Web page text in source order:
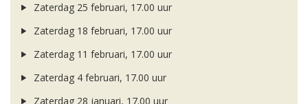
Zaterdag 25 februari, 17.00 uur
Zaterdag 18 februari, 17.00 uur
Zaterdag 11 februari, 17.00 uur
Zaterdag 4 februari, 17.00 uur
Zaterdag 28 januari, 17.00 uur